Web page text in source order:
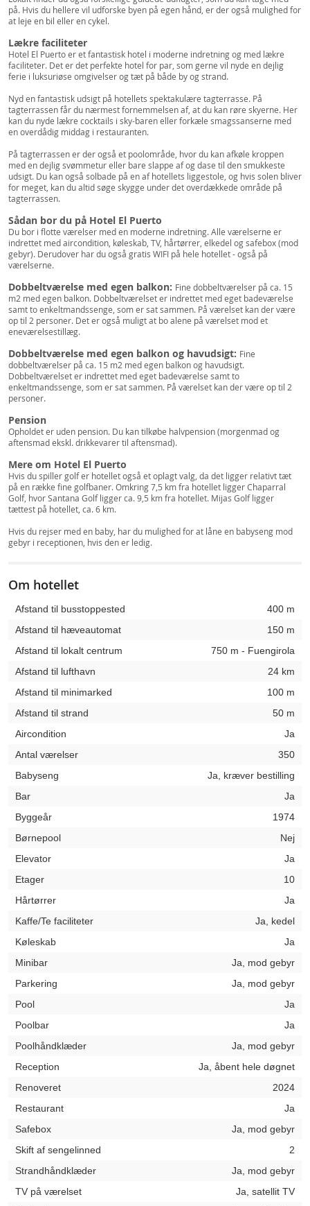
på. Hvis du hellere vil udforske byen på egen hånd, er der også mulighed for
at leje en bil eller en cykel.
Lækre faciliteter
Hotel El Puerto er et fantastisk hotel i moderne indretning og med lækre
faciliteter. Det er det perfekte hotel for par, som gerne vil nyde en dejlig
ferie i luksuriøse omgivelser og tæt på både by og strand.
Nyd en fantastisk udsigt på hotellets spektakulære tagterrasse. På
tagterrassen får du nærmest fornemmelsen af, at du kan røre skyerne. Her
kan du nyde lækre cocktails i sky-baren eller forkæle smagssanserne med
en overdådig middag i restauranten.
På tagterrassen er der også et poolområde, hvor du kan afkøle kroppen
med en dejlig svømmetur eller bare slappe af og dase til den smukkeste
udsigt. Du kan også solbade på en af hotellets liggestole, og hvis solen bliver
for meget, kan du altid søge skygge under det overdækkede område på
tagterrassen.
Sådan bor du på Hotel El Puerto
Du bor i flotte værelser med en moderne indretning. Alle værelserne er
indrettet med aircondition, køleskab, TV, hårtørrer, elkedel og safebox (mod
gebyr). Derudover har du også gratis WIFI på hele hotellet - også på
værelserne.
Dobbeltværelse med egen balkon: Fine dobbeltværelser på ca. 15
m2 med egen balkon. Dobbeltværelset er indrettet med eget badeværelse
samt to enkeltmandssenge, som er sat sammen. På værelset kan der være
op til 2 personer. Det er også muligt at bo alene på værelset mod et
eneværelsestillæg.
Dobbeltværelse med egen balkon og havudsigt: Fine
dobbeltværelser på ca. 15 m2 med egen balkon og havudsigt.
Dobbeltværelset er indrettet med eget badeværelse samt to
enkeltmandssenge, som er sat sammen. På værelset kan der være op til 2
personer.
Pension
Opholdet er uden pension. Du kan tilkøbe halvpension (morgenmad og
aftensmad ekskl. drikkevarer til aftensmad).
Mere om Hotel El Puerto
Hvis du spiller golf er hotellet også et oplagt valg, da det ligger relativt tæt
på en række fine golfbaner. Omkring 7,5 km fra hotellet ligger Chaparral
Golf, hvor Santana Golf ligger ca. 9,5 km fra hotellet. Mijas Golf ligger
tættest på hotellet, ca. 6 km.
Hvis du rejser med en baby, har du mulighed for at låne en babyseng mod
gebyr i receptionen, hvis den er ledig.
Om hotellet
Afstand til busstoppested
400 m
Afstand til hæveautomat
150 m
Afstand til lokalt centrum
750 m - Fuengirola
Afstand til lufthavn
24 km
Afstand til minimarked
100 m
Afstand til strand
50 m
Aircondition
Ja
Antal værelser
350
Babyseng
Ja, kræver bestilling
Bar
Ja
Byggeår
1974
Børnepool
Nej
Elevator
Ja
Etager
10
Hårtørrer
Ja
Kaffe/Te faciliteter
Ja, kedel
Køleskab
Ja
Minibar
Ja, mod gebyr
Parkering
Ja, mod gebyr
Pool
Ja
Poolbar
Ja
Poolhåndklæder
Ja, mod gebyr
Reception
Ja, åbent hele døgnet
Renoveret
2024
Restaurant
Ja
Safebox
Ja, mod gebyr
Skift af sengelinned
2
Strandhåndklæder
Ja, mod gebyr
TV på værelset
Ja, satellit TV